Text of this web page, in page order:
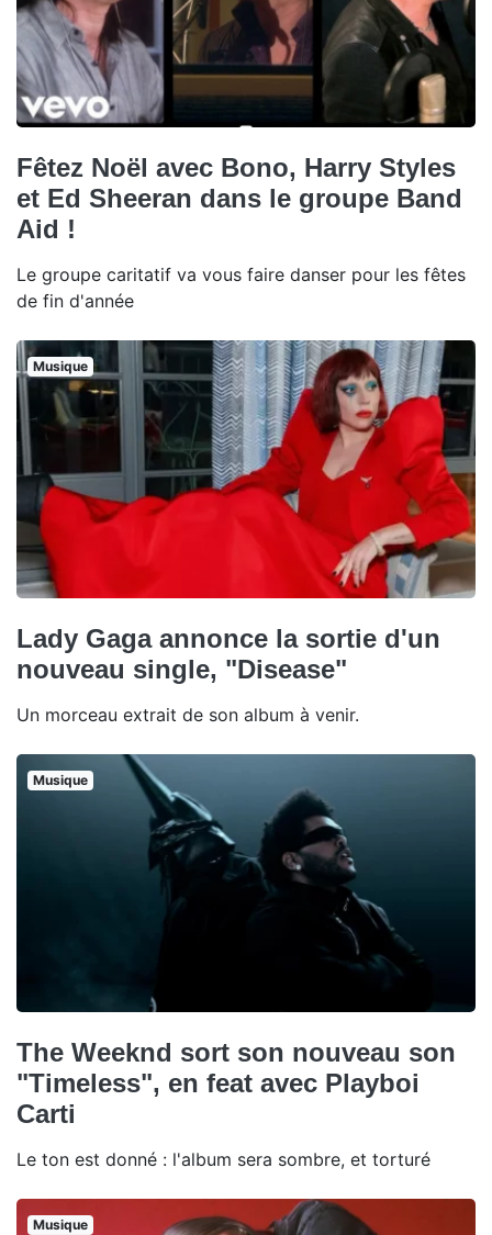
Fêtez Noël avec Bono, Harry Styles
et Ed Sheeran dans le groupe Band
Aid !
Le groupe caritatif va vous faire danser pour les fêtes
de fin d'année
Musique
Lady Gaga annonce la sortie d'un
nouveau single, "Disease"
Un morceau extrait de son album à venir.
Musique
The Weeknd sort son nouveau son
"Timeless", en feat avec Playboi
Carti
Le ton est donné : l'album sera sombre, et torturé
Musique